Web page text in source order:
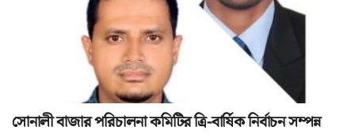
সোনালী বাজার পরিচালনা কমিটির ত্রি-বার্ষিক নির্বাচন সম্পন্ন